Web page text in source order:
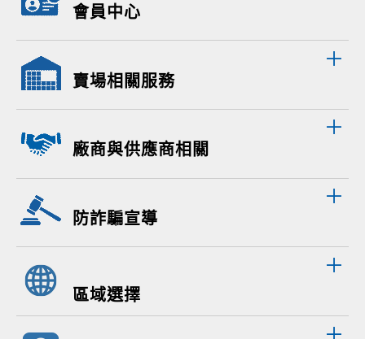
會員中心
賣場相關服務
廠商與供應商相關
防詐騙宣導
區域選擇